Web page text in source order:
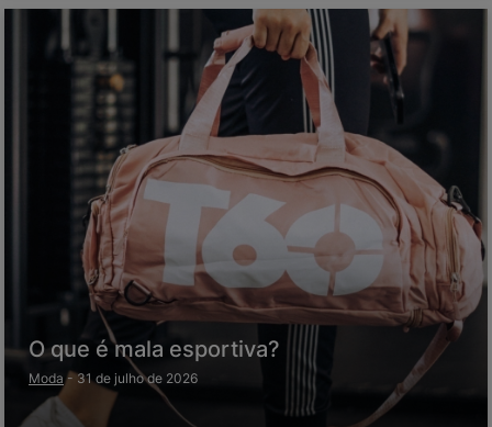
O que é mala esportiva?
Moda - 31 de julho de 2026